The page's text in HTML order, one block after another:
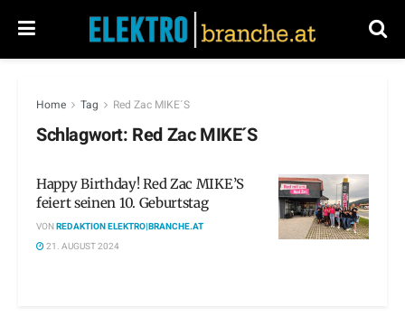
Home Tag Red Zac MIKE´S
Schlagwort: Red Zac MIKE´S
Happy Birthday! Red Zac MIKE’S
feiert seinen 10. Geburtstag
VONREDAKTION ELEKTRO|BRANCHE.AT
21. AUGUST 2024